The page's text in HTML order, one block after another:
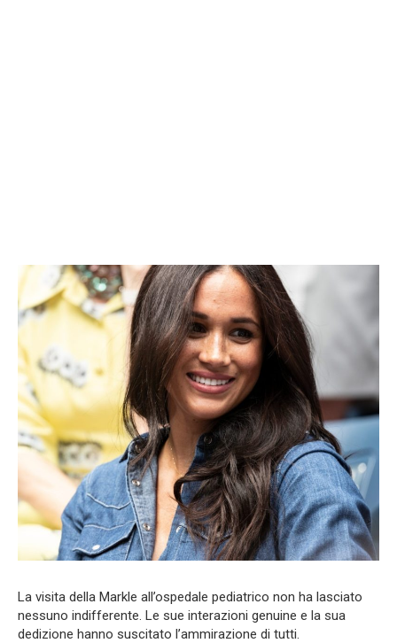
La visita della Markle all’ospedale pediatrico non ha lasciato
nessuno indifferente. Le sue interazioni genuine e la sua
dedizione hanno suscitato l’ammirazione di tutti.